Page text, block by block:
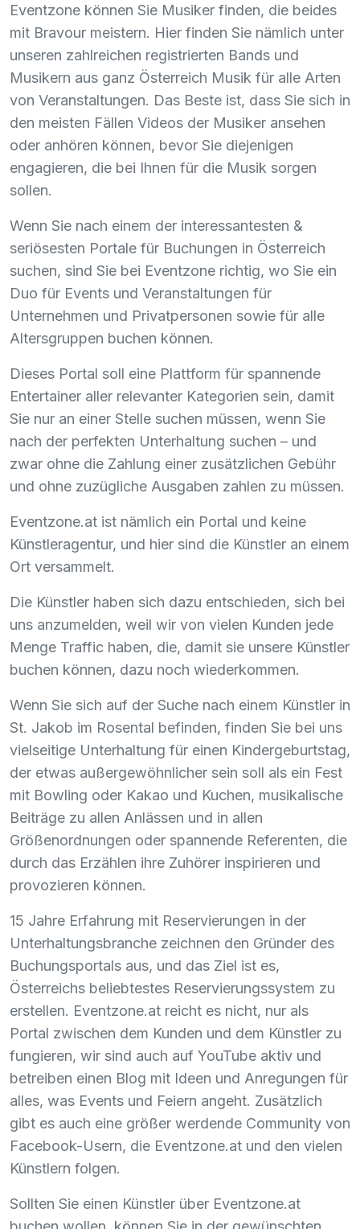
Eventzone können Sie Musiker finden, die beides
mit Bravour meistern. Hier finden Sie nämlich unter
unseren zahlreichen registrierten Bands und
Musikern aus ganz Österreich Musik für alle Arten
von Veranstaltungen. Das Beste ist, dass Sie sich in
den meisten Fällen Videos der Musiker ansehen
oder anhören können, bevor Sie diejenigen
engagieren, die bei Ihnen für die Musik sorgen
sollen.
Wenn Sie nach einem der interessantesten &
seriösesten Portale für Buchungen in Österreich
suchen, sind Sie bei Eventzone richtig, wo Sie ein
Duo für Events und Veranstaltungen für
Unternehmen und Privatpersonen sowie für alle
Altersgruppen buchen können.
Dieses Portal soll eine Plattform für spannende
Entertainer aller relevanter Kategorien sein, damit
Sie nur an einer Stelle suchen müssen, wenn Sie
nach der perfekten Unterhaltung suchen – und
zwar ohne die Zahlung einer zusätzlichen Gebühr
und ohne zuzügliche Ausgaben zahlen zu müssen.
Eventzone.at ist nämlich ein Portal und keine
Künstleragentur, und hier sind die Künstler an einem
Ort versammelt.
Die Künstler haben sich dazu entschieden, sich bei
uns anzumelden, weil wir von vielen Kunden jede
Menge Traffic haben, die, damit sie unsere Künstler
buchen können, dazu noch wiederkommen.
Wenn Sie sich auf der Suche nach einem Künstler in
St. Jakob im Rosental befinden, finden Sie bei uns
vielseitige Unterhaltung für einen Kindergeburtstag,
der etwas außergewöhnlicher sein soll als ein Fest
mit Bowling oder Kakao und Kuchen, musikalische
Beiträge zu allen Anlässen und in allen
Größenordnungen oder spannende Referenten, die
durch das Erzählen ihre Zuhörer inspirieren und
provozieren können.
15 Jahre Erfahrung mit Reservierungen in der
Unterhaltungsbranche zeichnen den Gründer des
Buchungsportals aus, und das Ziel ist es,
Österreichs beliebtestes Reservierungssystem zu
erstellen. Eventzone.at reicht es nicht, nur als
Portal zwischen dem Kunden und dem Künstler zu
fungieren, wir sind auch auf YouTube aktiv und
betreiben einen Blog mit Ideen und Anregungen für
alles, was Events und Feiern angeht. Zusätzlich
gibt es auch eine größer werdende Community von
Facebook-Usern, die Eventzone.at und den vielen
Künstlern folgen.
Sollten Sie einen Künstler über Eventzone.at